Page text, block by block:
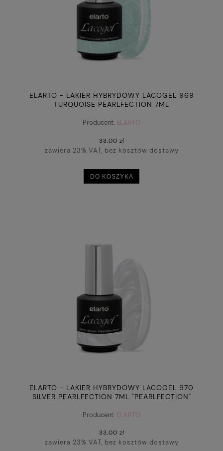
ELARTO - LAKIER HYBRYDOWY LACOGEL 969
TURQUOISE PEARLFECTION 7ML
Producent: ELARTO
33,00 zł
zawiera 23% VAT, bez kosztów dostawy
DO KOSZYKA
ELARTO - LAKIER HYBRYDOWY LACOGEL 970
SILVER PEARLFECTION 7ML "PEARLFECTION"
Producent: ELARTO
33,00 zł
zawiera 23% VAT, bez kosztów dostawy